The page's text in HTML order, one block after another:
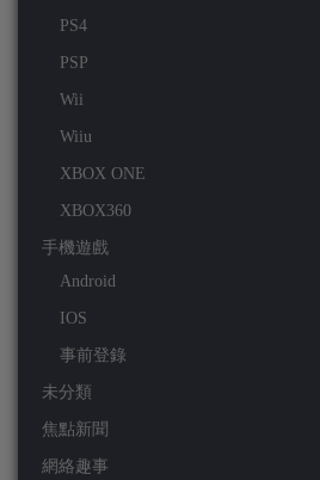
PS4
PSP
Wii
Wiiu
XBOX ONE
XBOX360
手機遊戲
Android
IOS
事前登錄
未分類
焦點新聞
網絡趣事